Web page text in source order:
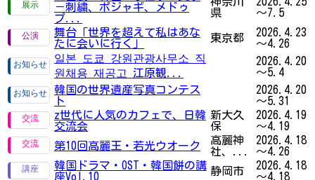
－刺繍、ポジャギ、メドゥ
プ...
県
～7.5
舞台「世界を超えて私はあな
たに会いに行く」
東京都
2026.4.23
～4.26
일본 도쿄 강원관광사무소 직
원채용 재공고 江原観...
2026.4.20
～5.4
韓国の世界遺産写真コンテス
ト
2026.4.20
～5.31
z世代に人気のカフェで、日韓
交流会
新大久
保
2026.4.19
～4.19
第10回高麗王・若光ウオーク
高麗神
社、...
2026.4.18
～4.26
韓国ドラマ・OST・韓国餅の講
座Vol.10
静岡市
2026.4.18
～4.18